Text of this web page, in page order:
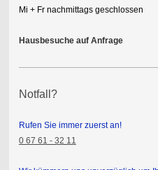
Mi + Fr nachmittags geschlossen
Hausbesuche auf Anfrage
Notfall?
Rufen Sie immer zuerst an!
0 67 61 - 32 11